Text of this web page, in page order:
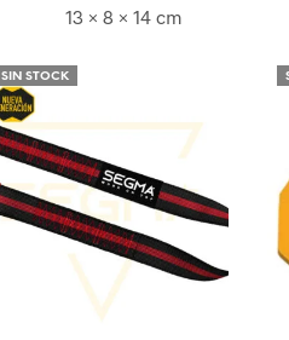
13 × 8 × 14 cm
SIN STOCK